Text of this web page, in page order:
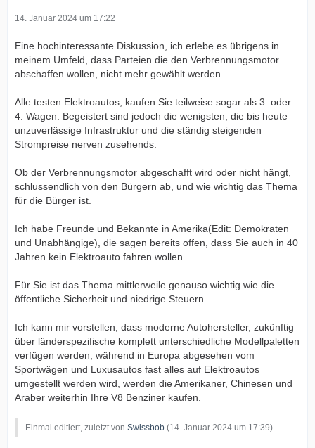
14. Januar 2024 um 17:22
Eine hochinteressante Diskussion, ich erlebe es übrigens in
meinem Umfeld, dass Parteien die den Verbrennungsmotor
abschaffen wollen, nicht mehr gewählt werden.
Alle testen Elektroautos, kaufen Sie teilweise sogar als 3. oder
4. Wagen. Begeistert sind jedoch die wenigsten, die bis heute
unzuverlässige Infrastruktur und die ständig steigenden
Strompreise nerven zusehends.
Ob der Verbrennungsmotor abgeschafft wird oder nicht hängt,
schlussendlich von den Bürgern ab, und wie wichtig das Thema
für die Bürger ist.
Ich habe Freunde und Bekannte in Amerika(Edit: Demokraten
und Unabhängige), die sagen bereits offen, dass Sie auch in 40
Jahren kein Elektroauto fahren wollen.
Für Sie ist das Thema mittlerweile genauso wichtig wie die
öffentliche Sicherheit und niedrige Steuern.
Ich kann mir vorstellen, dass moderne Autohersteller, zukünftig
über länderspezifische komplett unterschiedliche Modellpaletten
verfügen werden, während in Europa abgesehen vom
Sportwägen und Luxusautos fast alles auf Elektroautos
umgestellt werden wird, werden die Amerikaner, Chinesen und
Araber weiterhin Ihre V8 Benziner kaufen.
Einmal editiert, zuletzt von Swissbob (14. Januar 2024 um 17:39)